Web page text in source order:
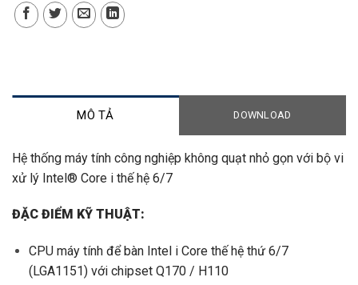
MÔ TẢ DOWNLOAD
Hệ thống máy tính công nghiệp không quạt nhỏ gọn với bộ vi
xử lý Intel® Core i thế hệ 6/7
ĐẶC ĐIỂM KỸ THUẬT:
CPU máy tính để bàn Intel i Core thế hệ thứ 6/7
(LGA1151) với chipset Q170 / H110